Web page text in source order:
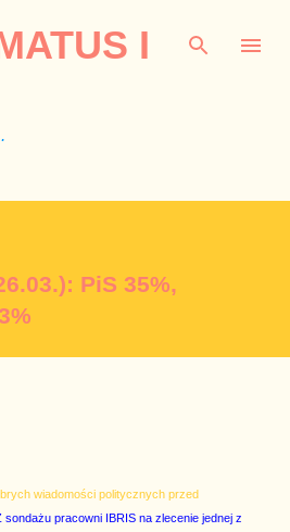
I
PiS 35%,
wiadomości politycznych przed
pracowni IBRIS na zlecenie jednej z